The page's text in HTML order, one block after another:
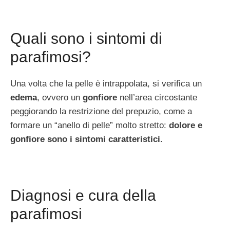
Quali sono i sintomi di
parafimosi?
Una volta che la pelle è intrappolata, si verifica un
edema, ovvero un gonfiore nell’area circostante
peggiorando la restrizione del prepuzio, come a
formare un “anello di pelle” molto stretto: dolore e
gonfiore sono i sintomi caratteristici.
Diagnosi e cura della
parafimosi